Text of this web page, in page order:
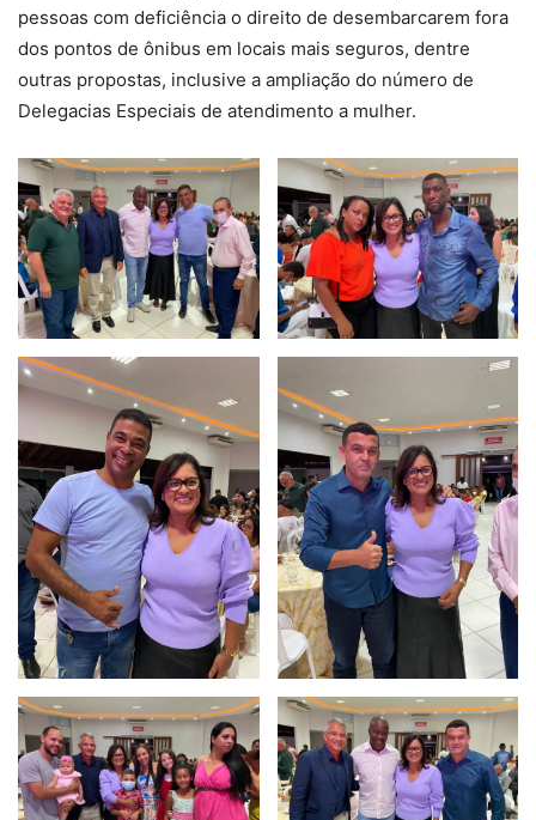
pessoas com deficiência o direito de desembarcarem fora
dos pontos de ônibus em locais mais seguros, dentre
outras propostas, inclusive a ampliação do número de
Delegacias Especiais de atendimento a mulher.